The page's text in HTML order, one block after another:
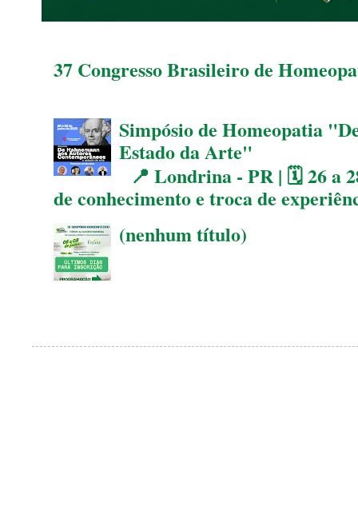
37 Congresso Brasileiro de
Simpósio de Homeopatia
Estado da Arte"
📍 Londrina - PR | 🗓 26 a
de conhecimento e troca de
(nenhum título)